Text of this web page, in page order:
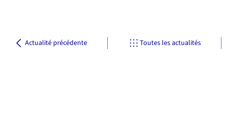
Actualité précédente Toutes les actualités